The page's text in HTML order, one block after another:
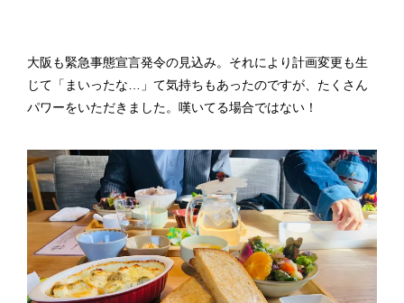
大阪も緊急事態宣言発令の見込み。それにより計画変更も生
じて「まいったな…」て気持ちもあったのですが、たくさん
パワーをいただきました。嘆いてる場合ではない！